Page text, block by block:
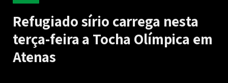
Refugiado sírio carrega nesta
terça-feira a Tocha Olímpica em
Atenas